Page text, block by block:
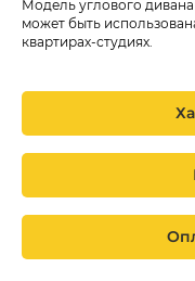
Модель углового
может быть
квартирах-студиях.